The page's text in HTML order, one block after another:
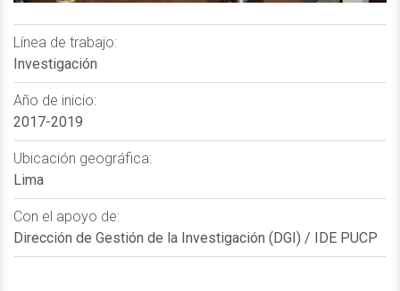
Línea de trabajo:
Investigación
Año de inicio:
2017-2019
Ubicación geográfica:
Lima
Con el apoyo de:
Dirección de Gestión de la Investigación (DGI) / IDE PUCP